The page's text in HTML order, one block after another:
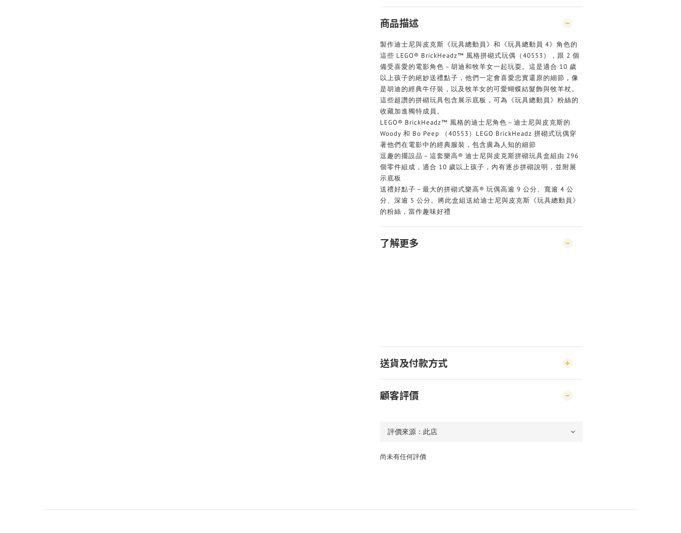
商品描述
製作迪士尼與皮克斯《玩具總動員》和《玩具總動員 4》角色的
這些 LEGO® BrickHeadz™ 風格拼砌式玩偶（40553），跟 2 個
備受喜愛的電影角色－胡迪和牧羊女一起玩耍。這是適合 10 歲
以上孩子的絕妙送禮點子，他們一定會喜愛忠實還原的細節，像
是胡迪的經典牛仔裝，以及牧羊女的可愛蝴蝶結髮飾與牧羊杖。
這些超讚的拼砌玩具包含展示底板，可為《玩具總動員》粉絲的
收藏加進獨特成員。
LEGO® BrickHeadz™ 風格的迪士尼角色－迪士尼與皮克斯的
Woody 和 Bo Peep （40553）LEGO BrickHeadz 拼砌式玩偶穿
著他們在電影中的經典服裝，包含廣為人知的細節
逗趣的擺設品－這套樂高® 迪士尼與皮克斯拼砌玩具盒組由 296
個零件組成，適合 10 歲以上孩子，內有逐步拼砌說明，並附展
示底板
送禮好點子－最大的拼砌式樂高® 玩偶高逾 9 公分、寬逾 4 公
分、深逾 5 公分。將此盒組送給迪士尼與皮克斯《玩具總動員》
的粉絲，當作趣味好禮
了解更多
送貨及付款方式
顧客評價
尚未有任何評價